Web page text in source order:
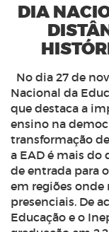
DIA
No dia 27 de
Nacional da
que destaca a
ensino na
transformação
a EAD é mais do
de entrada para
em regiões onde
presenciais. De
Educação e o